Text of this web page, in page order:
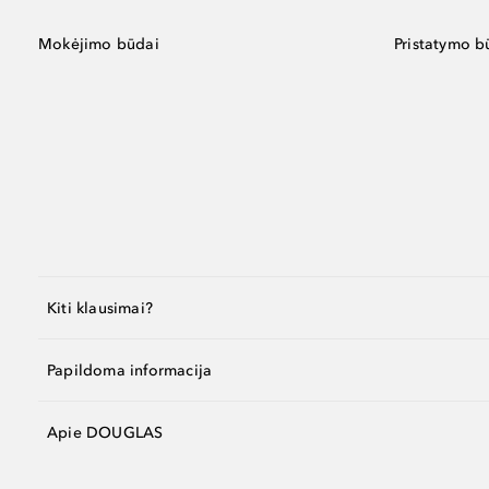
Mokėjimo būdai Pristatymo
Kiti klausimai?
Papildoma informacija
Apie DOUGLAS